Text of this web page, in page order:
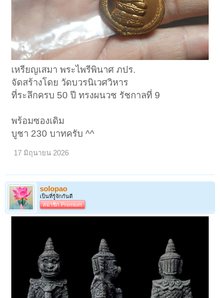
เหรียญเสมา พระไพรีพินาศ ภปร.
จัดสร้างโดย วัดบวรนิเวศวิหาร
ที่ระลึกครบ 50 ปี ทรงผนวช รัชกาลที่ 9
พร้อมซองเดิม
บูชา 230 บาทครับ ^^
17 มิถุนายน 2026
solopao
เป็นที่รู้จักกันดี
สมาชิก Premium